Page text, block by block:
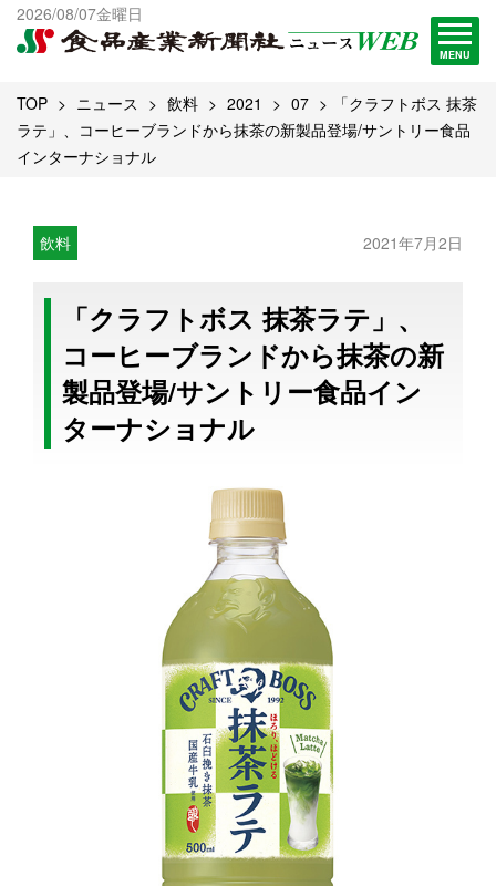
2026/08/07金曜日
MENU
出版物一覧へ
試読・購読申し込み
TOP ニュース 飲料 2021 07
「クラフトボス 抹茶
ラテ」、コーヒーブランドから抹茶の新製品登場/サントリー食品
インターナショナル
飲料 2021年7月2日
「クラフトボス 抹茶ラテ」、
コーヒーブランドから抹茶の新
製品登場/サントリー食品イン
ターナショナル